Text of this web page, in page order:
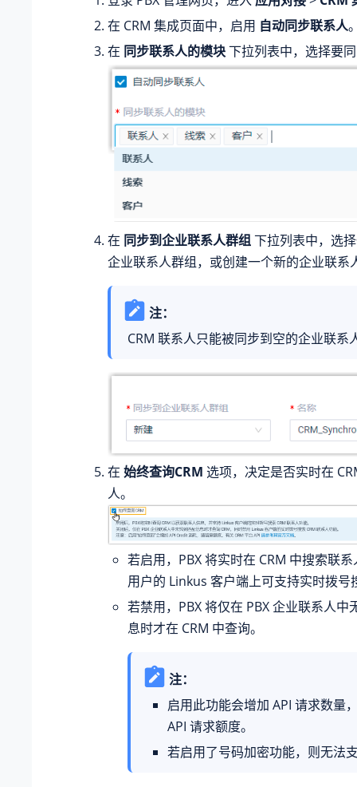
在 CRM 集成页面中，启用 自动同步联系人
在 同步联系人的模块下拉列表中，选择要
在 同步到企业联系人群组下拉列表中，选
企业联系人群组，或创建一个新的企业联系
注：
CRM 联系人只能被同步到空的企业联系
在 始终查询CRM 选项，决定是否实时在
人。
若启用，PBX 将实时在 CRM 中搜索联
用户的 Linkus 客户端上可支持实时拨号
若禁用，PBX 将仅在 PBX 企业联系人中
息时才在 CRM 中查询。
注：
启用此功能会增加 API 请求数量
API 请求额度。
若启用了号码加密功能，则无法